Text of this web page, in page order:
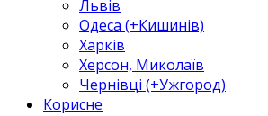
Львів
Одеса (+Кишинів)
Харків
Херсон, Миколаїв
Чернівці (+Ужгород)
Корисне